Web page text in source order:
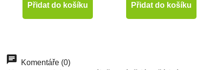
Přidat do košíku Přidat do košíku
Do školy
Do školy
Komentáře (0)